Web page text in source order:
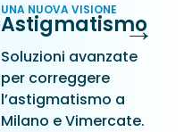
UNA NUOVA VISIONE
Astigmatismo
→
Soluzioni avanzate
per correggere
l’astigmatismo a
Milano e Vimercate.